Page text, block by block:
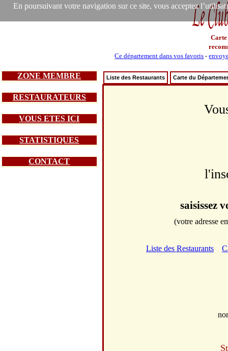
En poursuivant votre navigation sur ce site, vous acceptez
Carte
Ce département dans vos favoris -
ZONE MEMBRE
RESTAURATEURS
VOUS ETES ICI
STATISTIQUES
CONTACT
Liste des Restaurants Carte du
saisissez
(votre adresse
Liste des Restaurants